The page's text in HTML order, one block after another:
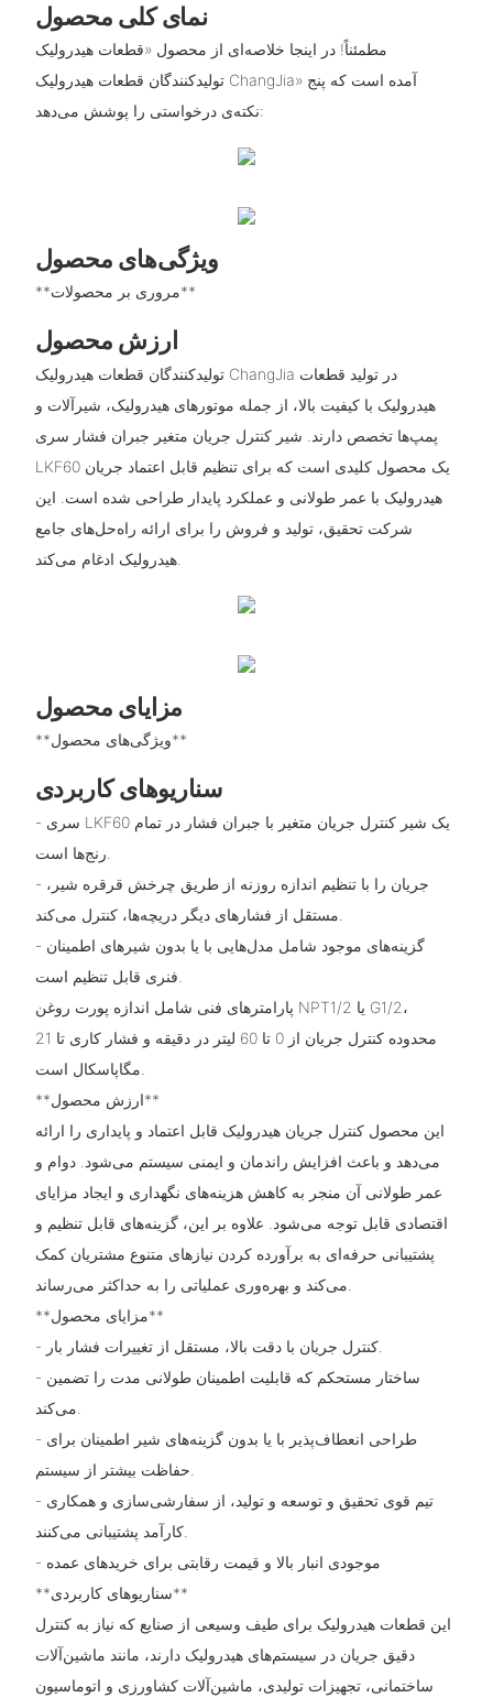
نمای کلی محصول
مطمئناً! در اینجا خلاصه‌ای از محصول «قطعات هیدرولیک
تولیدکنندگان قطعات هیدرولیک ChangJia» آمده است که پنج
نکته‌ی درخواستی را پوشش می‌دهد:
ویژگی‌های محصول
**مروری بر محصولات**
ارزش محصول
تولیدکنندگان قطعات هیدرولیک ChangJia در تولید قطعات
هیدرولیک با کیفیت بالا، از جمله موتورهای هیدرولیک، شیرآلات و
پمپ‌ها تخصص دارند. شیر کنترل جریان متغیر جبران فشار سری
LKF60 یک محصول کلیدی است که برای تنظیم قابل اعتماد جریان
هیدرولیک با عمر طولانی و عملکرد پایدار طراحی شده است. این
شرکت تحقیق، تولید و فروش را برای ارائه راه‌حل‌های جامع
هیدرولیک ادغام می‌کند.
مزایای محصول
**ویژگی‌های محصول**
سناریوهای کاربردی
- سری LKF60 یک شیر کنترل جریان متغیر با جبران فشار در تمام
- جریان را با تنظیم اندازه روزنه از طریق چرخش قرقره شیر،
- گزینه‌های موجود شامل مدل‌هایی با یا بدون شیرهای اطمینان
پارامترهای فنی شامل اندازه پورت روغن NPT1/2 یا G1/2،
محدوده کنترل جریان از 0 تا 60 لیتر در دقیقه و فشار کاری تا 21
**ارزش محصول**
این محصول کنترل جریان هیدرولیک قابل اعتماد و پایداری را ارائه
می‌دهد و باعث افزایش راندمان و ایمنی سیستم می‌شود. دوام و
عمر طولانی آن منجر به کاهش هزینه‌های نگهداری و ایجاد مزایای
اقتصادی قابل توجه می‌شود. علاوه بر این، گزینه‌های قابل تنظیم و
پشتیبانی حرفه‌ای به برآورده کردن نیازهای متنوع مشتریان کمک
**مزایای محصول**
- کنترل جریان با دقت بالا، مستقل از تغییرات فشار بار.
- ساختار مستحکم که قابلیت اطمینان طولانی مدت را تضمین
- طراحی انعطاف‌پذیر با یا بدون گزینه‌های شیر اطمینان برای
- تیم قوی تحقیق و توسعه و تولید، از سفارشی‌سازی و همکاری
کارآمد پشتیبانی می‌کنند.
- موجودی انبار بالا و قیمت رقابتی برای خریدهای عمده
**سناریوهای کاربردی**
این قطعات هیدرولیک برای طیف وسیعی از صنایع که نیاز به کنترل
دقیق جریان در سیستم‌های هیدرولیک دارند، مانند ماشین‌آلات
ساختمانی، تجهیزات تولیدی، ماشین‌آلات کشاورزی و اتوماسیون